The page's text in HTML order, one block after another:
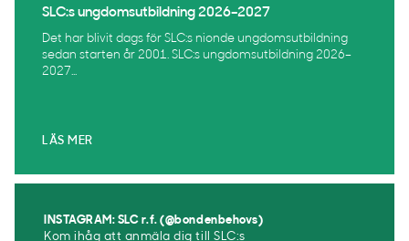
SLC:s ungdomsutbildning 2026–2027
Det har blivit dags för SLC:s nionde ungdomsutbildning
sedan starten år 2001. SLC:s ungdomsutbildning 2026–
2027...
LÄS MER
INSTAGRAM: SLC r.f. (@bondenbehovs)
Kom ihåg att anmäla dig till SLC:s